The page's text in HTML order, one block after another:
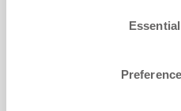
Essential
progetti è la
ed esperienze digitali.
Con tecnologie come